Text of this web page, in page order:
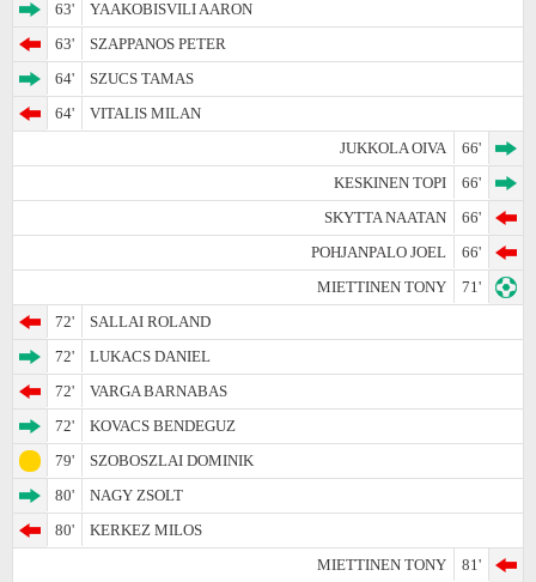
63'
YAAKOBISVILI AARON
63'
SZAPPANOS PETER
64'
SZUCS TAMAS
64'
VITALIS MILAN
JUKKOLA OIVA
66'
KESKINEN TOPI
66'
SKYTTA NAATAN
66'
POHJANPALO JOEL
66'
MIETTINEN TONY
71'
72'
SALLAI ROLAND
72'
LUKACS DANIEL
72'
VARGA BARNABAS
72'
KOVACS BENDEGUZ
79'
SZOBOSZLAI DOMINIK
80'
NAGY ZSOLT
80'
KERKEZ MILOS
MIETTINEN TONY
81'